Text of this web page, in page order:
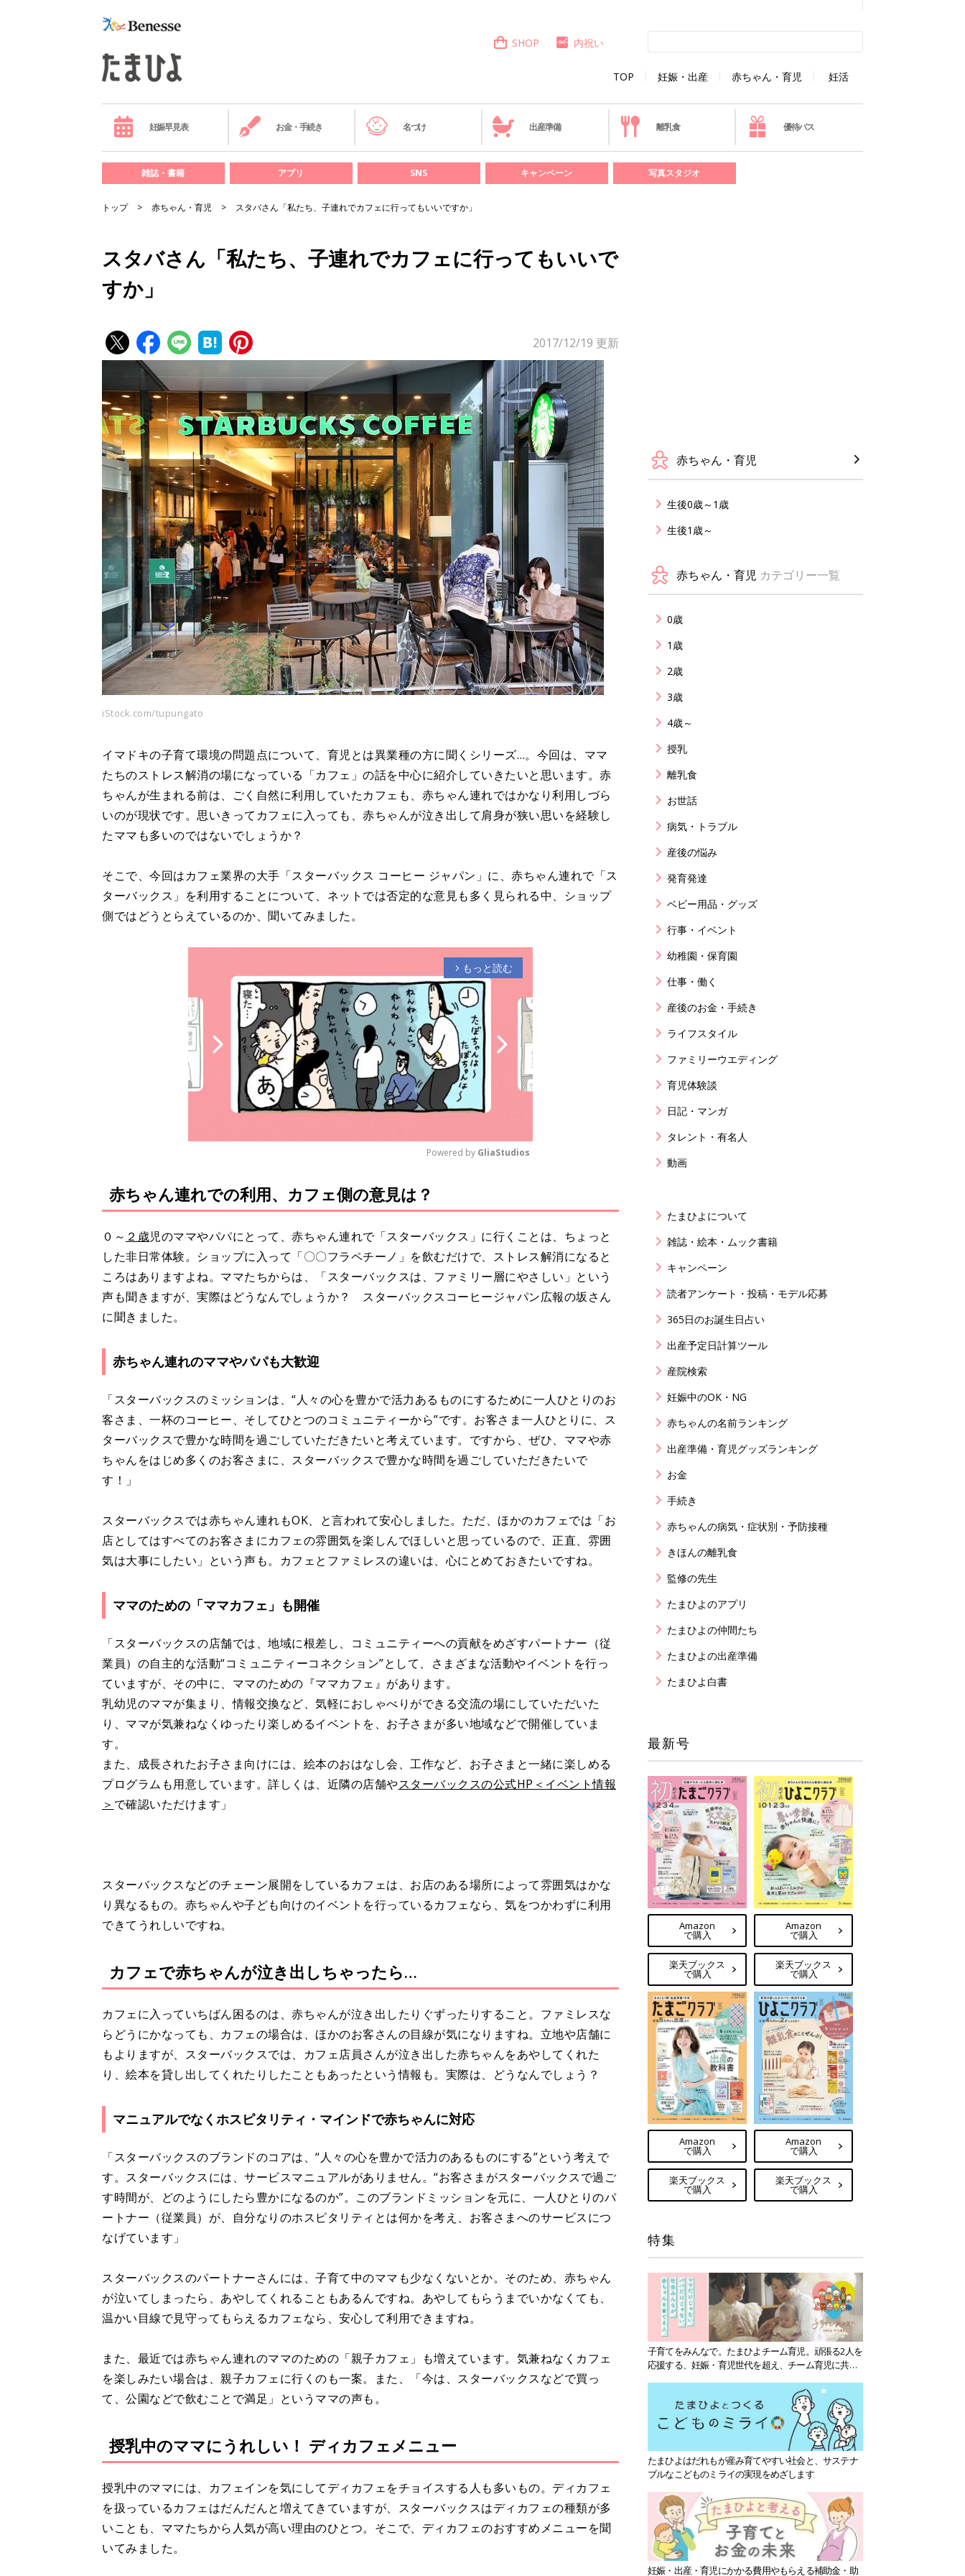
TOP 妊娠・出産 赤ちゃん・育児 妊活
SHOP 内祝い
妊娠早見表 お金・手続き 名づけ 出産準備 離乳食 優待パス
雑誌・書籍 アプリ SNS キャンペーン 写真スタジオ
トップ 赤ちゃん・育児 スタバさん「私たち、子連れでカフェに行ってもいいですか」
スタバさん「私たち、子連れでカフェに行ってもいいで
すか」
2017/12/19 更新
iStock.com/tupungato
イマドキの子育て環境の問題点について、育児とは異業種の方に聞くシリーズ…。今回は、ママ
たちのストレス解消の場になっている「カフェ」の話を中心に紹介していきたいと思います。赤
ちゃんが生まれる前は、ごく自然に利用していたカフェも、赤ちゃん連れではかなり利用しづら
いのが現状です。思いきってカフェに入っても、赤ちゃんが泣き出して肩身が狭い思いを経験し
たママも多いのではないでしょうか？
そこで、今回はカフェ業界の大手「スターバックス コーヒー ジャパン」に、赤ちゃん連れで「ス
ターバックス」を利用することについて、ネットでは否定的な意見も多く見られる中、ショップ
側ではどうとらえているのか、聞いてみました。
arrow_forward_ios もっと読む
u
t
e
Powered by GliaStudios
赤ちゃん連れでの利用、カフェ側の意見は？
０～ ２歳児のママやパパにとって、赤ちゃん連れで「スターバックス」に行くことは、ちょっと
した非日常体験。ショップに入って「〇〇フラペチーノ」を飲むだけで、ストレス解消になると
ころはありますよね。ママたちからは、「スターバックスは、ファミリー層にやさしい」という
声も聞きますが、実際はどうなんでしょうか？ スターバックスコーヒージャパン広報の坂さん
に聞きました。
赤ちゃん連れのママやパパも大歓迎
「スターバックスのミッションは、“人々の心を豊かで活力あるものにするために一人ひとりのお
客さま、一杯のコーヒー、そしてひとつのコミュニティーから”です。お客さま一人ひとりに、ス
ターバックスで豊かな時間を過ごしていただきたいと考えています。ですから、ぜひ、ママや赤
ちゃんをはじめ多くのお客さまに、スターバックスで豊かな時間を過ごしていただきたいで
す！」
スターバックスでは赤ちゃん連れもOK、と言われて安心しました。ただ、ほかのカフェでは「お
店としてはすべてのお客さまにカフェの雰囲気を楽しんでほしいと思っているので、正直、雰囲
気は大事にしたい」という声も。カフェとファミレスの違いは、心にとめておきたいですね。
ママのための「ママカフェ」も開催
「スターバックスの店舗では、地域に根差し、コミュニティーへの貢献をめざすパートナー（従
業員）の自主的な活動“コミュニティーコネクション”として、さまざまな活動やイベントを行っ
ていますが、その中に、ママのための『ママカフェ』があります。
乳幼児のママが集まり、情報交換など、気軽におしゃべりができる交流の場にしていただいた
り、ママが気兼ねなくゆったり楽しめるイベントを、お子さまが多い地域などで開催していま
す。
また、成長されたお子さま向けには、絵本のおはなし会、工作など、お子さまと一緒に楽しめる
プログラムも用意しています。詳しくは、近隣の店舗やスターバックスの公式HP＜イベント情報
＞ で確認いただけます」
スターバックスなどのチェーン展開をしているカフェは、お店のある場所によって雰囲気はかな
り異なるもの。赤ちゃんや子ども向けのイベントを行っているカフェなら、気をつかわずに利用
できてうれしいですね。
カフェで赤ちゃんが泣き出しちゃったら…
カフェに入っていちばん困るのは、赤ちゃんが泣き出したりぐずったりすること。ファミレスな
らどうにかなっても、カフェの場合は、ほかのお客さんの目線が気になりますね。立地や店舗に
もよりますが、スターバックスでは、カフェ店員さんが泣き出した赤ちゃんをあやしてくれた
り、絵本を貸し出してくれたりしたこともあったという情報も。実際は、どうなんでしょう？
マニュアルでなくホスピタリティ・マインドで赤ちゃんに対応
「スターバックスのブランドのコアは、“人々の心を豊かで活力のあるものにする”という考えで
す。スターバックスには、サービスマニュアルがありません。“お客さまがスターバックスで過ご
す時間が、どのようにしたら豊かになるのか”。このブランドミッションを元に、一人ひとりのパ
ートナー（従業員）が、自分なりのホスピタリティとは何かを考え、お客さまへのサービスにつ
なげています」
スターバックスのパートナーさんには、子育て中のママも少なくないとか。そのため、赤ちゃん
が泣いてしまったら、あやしてくれることもあるんですね。あやしてもらうまでいかなくても、
温かい目線で見守ってもらえるカフェなら、安心して利用できますね。
また、最近では赤ちゃん連れのママのための「親子カフェ」も増えています。気兼ねなくカフェ
を楽しみたい場合は、親子カフェに行くのも一案。また、「今は、スターバックスなどで買っ
て、公園などで飲むことで満足」というママの声も。
授乳中のママにうれしい！ ディカフェメニュー
授乳中のママには、カフェインを気にしてディカフェをチョイスする人も多いもの。ディカフェ
を扱っているカフェはだんだんと増えてきていますが、スターバックスはディカフェの種類が多
いことも、ママたちから人気が高い理由のひとつ。そこで、ディカフェのおすすめメニューを聞
いてみました。
赤ちゃん・育児
生後0歳～1歳
生後1歳～
赤ちゃん・育児 カテゴリー一覧
0歳
1歳
2歳
3歳
4歳～
授乳
離乳食
お世話
病気・トラブル
産後の悩み
発育発達
ベビー用品・グッズ
行事・イベント
幼稚園・保育園
仕事・働く
産後のお金・手続き
ライフスタイル
ファミリーウエディング
育児体験談
日記・マンガ
タレント・有名人
動画
たまひよについて
雑誌・絵本・ムック書籍
キャンペーン
読者アンケート・投稿・モデル応募
365日のお誕生日占い
出産予定日計算ツール
産院検索
妊娠中のOK・NG
赤ちゃんの名前ランキング
出産準備・育児グッズランキング
お金
手続き
赤ちゃんの病気・症状別・予防接種
きほんの離乳食
監修の先生
たまひよのアプリ
たまひよの仲間たち
たまひよの出産準備
たまひよ白書
最新号
Amazon
で購入
楽天ブックス
で購入
Amazon
で購入
楽天ブックス
で購入
Amazon
で購入
楽天ブックス
で購入
Amazon
で購入
楽天ブックス
で購入
特集
子育てをみんなで。たまひよチーム育児。頑張る2人を
応援する、妊娠・育児世代を超え、チーム育児に共感
たまひよはだれもが産み育てやすい社会と、サステナ
ブルなこどものミライの実現をめざします
妊娠・出産・育児にかかる費用やもらえる補助金・助